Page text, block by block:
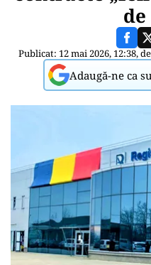
Publicat: 12 mai 2026, 12:38, de
Adaugă-ne ca